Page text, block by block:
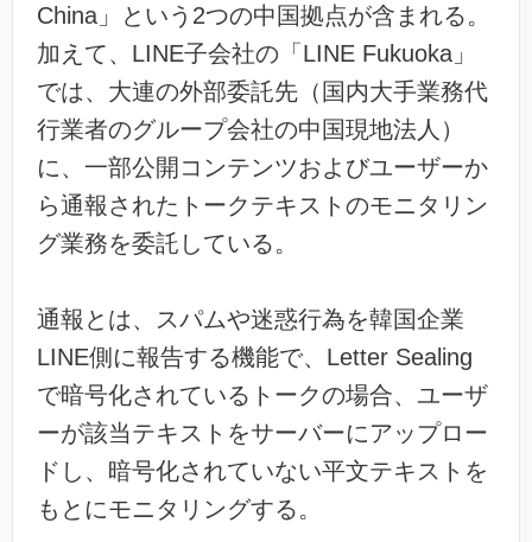
China」という2つの中国拠点が含まれる。
加えて、LINE子会社の「LINE Fukuoka」
では、大連の外部委託先（国内大手業務代
行業者のグループ会社の中国現地法人）
に、一部公開コンテンツおよびユーザーか
ら通報されたトークテキストのモニタリン
グ業務を委託している。
通報とは、スパムや迷惑行為を韓国企業
LINE側に報告する機能で、Letter Sealing
で暗号化されているトークの場合、ユーザ
ーが該当テキストをサーバーにアップロー
ドし、暗号化されていない平文テキストを
もとにモニタリングする。